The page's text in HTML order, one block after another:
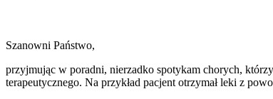
Szanowni Państwo,
przyjmując w poradni, nierzadko spotykam chorych,
terapeutycznego. Na przykład pacjent otrzymał leki z